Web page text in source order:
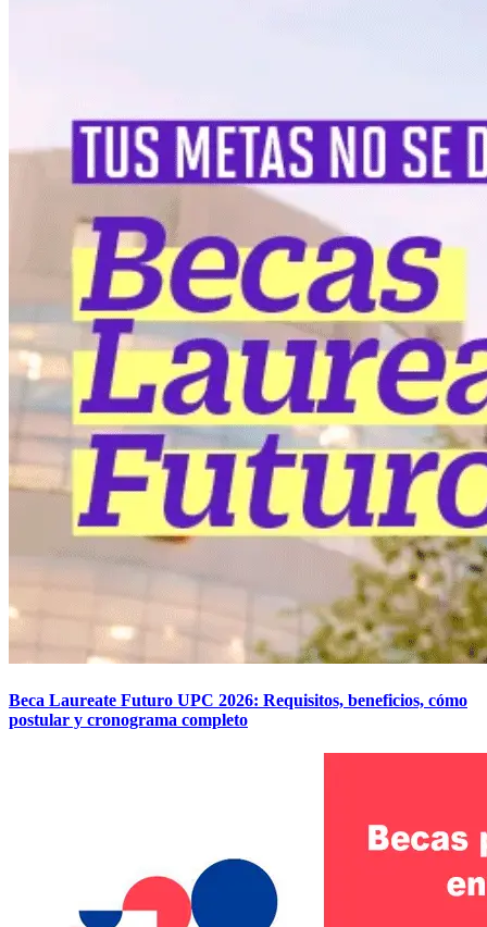
Beca Laureate Futuro UPC 2026: Requisitos, beneficios, cómo
postular y cronograma completo